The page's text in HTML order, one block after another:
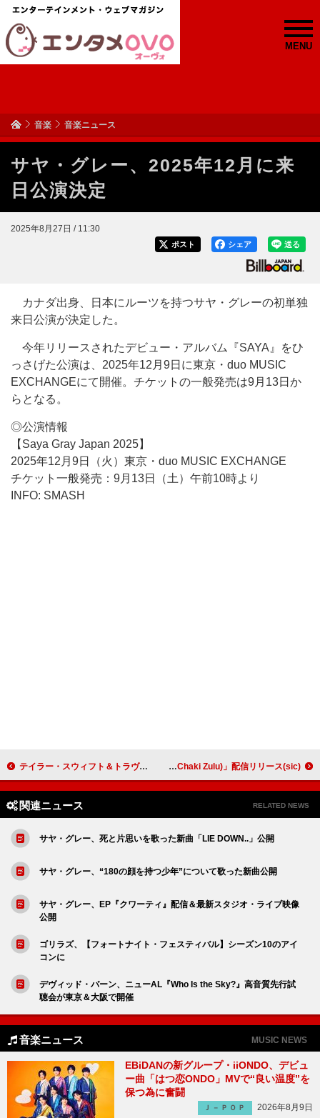
MENU
音楽 音楽ニュース
サヤ・グレー、2025年12月に来
日公演決定
2025年8月27日 / 11:30
送る
シェア
ポスト
カナダ出身、日本にルーツを持つサヤ・グレーの初単独
来日公演が決定した。
今年リリースされたデビュー・アルバム『SAYA』をひ
っさげた公演は、2025年12月9日に東京・duo MUSIC
EXCHANGEにて開催。チケットの一般発売は9月13日か
らとなる。
◎公演情報
【Saya Gray Japan 2025】
2025年12月9日（火）東京・duo MUSIC EXCHANGE
チケット一般発売：9月13日（土）午前10時より
INFO: SMASH
テイラー・スウィフト＆トラヴィス・ケルシーが婚約発表 (sic)boy、新曲「Take Me Home (Prod. Chaki Zulu)」配信リリース
関連ニュース RELATED NEWS
サヤ・グレー、死と片思いを歌った新曲「LIE DOWN..」公開
サヤ・グレー、“180の顔を持つ少年”について歌った新曲公開
サヤ・グレー、EP『クワーティ』配信＆最新スタジオ・ライブ映像
公開
ゴリラズ、【フォートナイト・フェスティバル】シーズン10のアイ
コンに
デヴィッド・バーン、ニューAL『Who Is the Sky?』高音質先行試
聴会が東京＆大阪で開催
音楽ニュース MUSIC NEWS
EBiDANの新グループ・iiONDO、デビュ
ー曲「はつ恋ONDO」MVで“良い温度”を
保つ為に奮闘
Ｊ－ＰＯＰ
2026年8月9日